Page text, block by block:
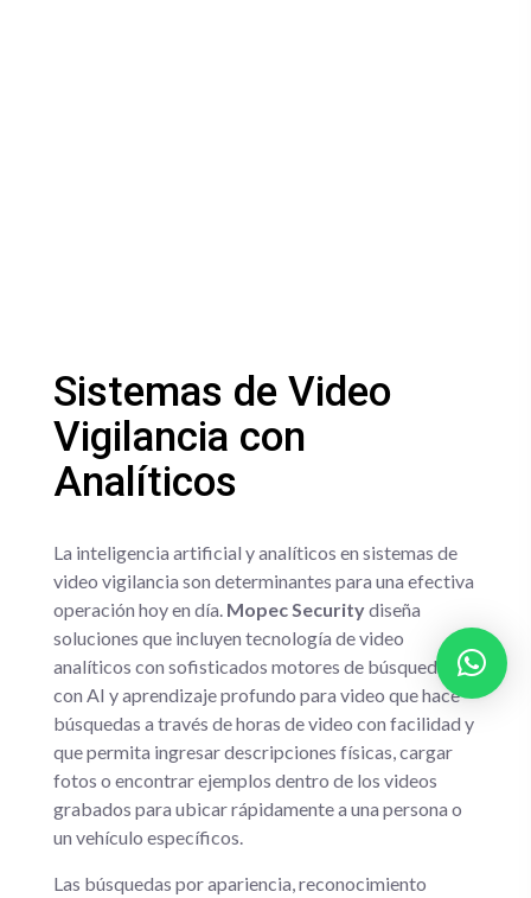
Sistemas de Video
Vigilancia con
Analíticos
La inteligencia artificial y analíticos en sistemas de
video vigilancia son determinantes para una efectiva
operación hoy en día. Mopec Securitydiseña
soluciones que incluyen tecnología de video
analíticos con sofisticados motores de búsqueda
con AI y aprendizaje profundo para video que hace
búsquedas a través de horas de video con facilidad y
que permita ingresar descripciones físicas, cargar
fotos o encontrar ejemplos dentro de los videos
grabados para ubicar rápidamente a una persona o
un vehículo específicos.
Las búsquedas por apariencia, reconocimiento